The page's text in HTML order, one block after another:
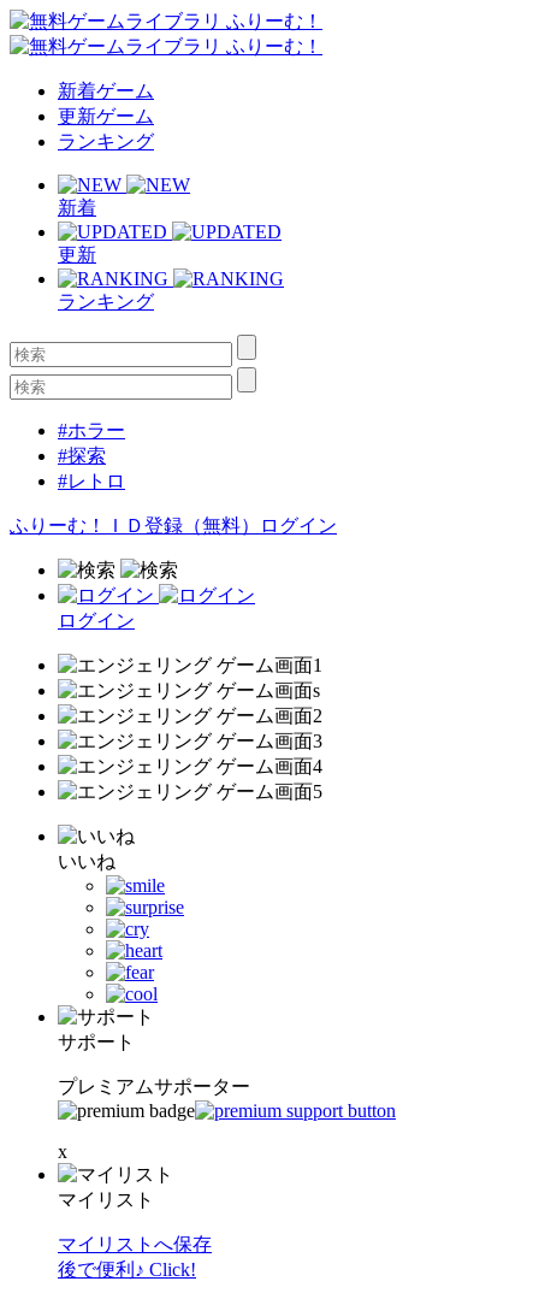
新着ゲーム
更新ゲーム
ランキング
新着
更新
ランキング
#ホラー
#探索
#レトロ
ふりーむ！ＩＤ登録（無料） ログイン
ログイン
いいね
サポート
プレミアムサポーター
x
マイリスト
マイリストへ保存
後で便利♪ Click!